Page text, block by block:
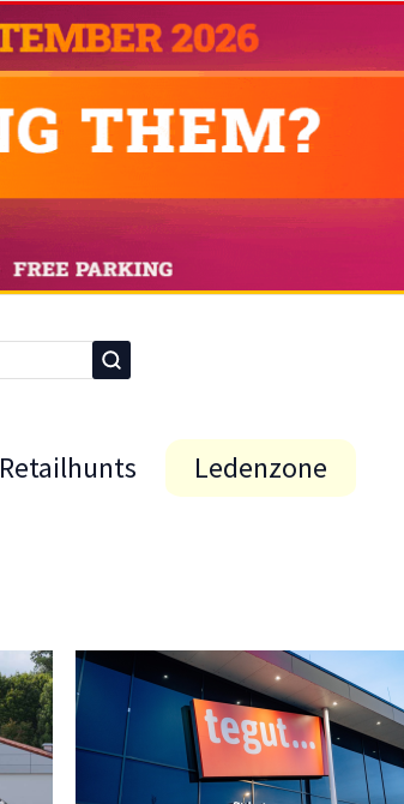
Retailhunts Ledenzone